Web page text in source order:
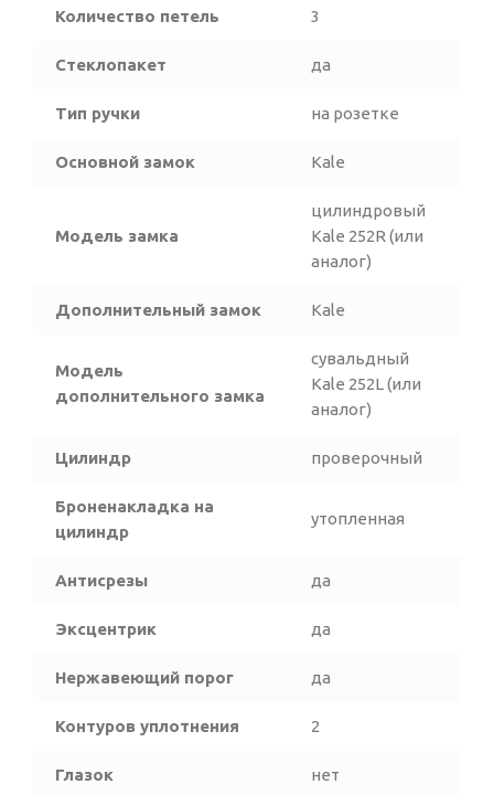
Количество петель 3
Стеклопакет да
Тип ручки на розетке
Основной замок Kale
Модель замка
цилиндровый
Kale 252R (или
аналог)
Дополнительный замок Kale
Модель
дополнительного замка
сувальдный
Kale 252L (или
аналог)
Цилиндр проверочный
Броненакладка на
цилиндр
утопленная
Антисрезы да
Эксцентрик да
Нержавеющий порог да
Контуров уплотнения 2
Глазок нет